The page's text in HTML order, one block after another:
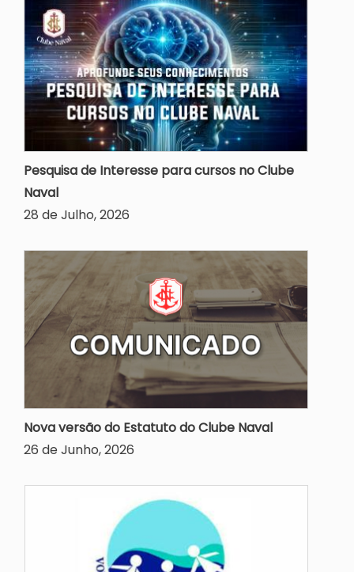
Pesquisa de Interesse para cursos no Clube
Naval
28 de Julho, 2026
Nova versão do Estatuto do Clube Naval
26 de Junho, 2026